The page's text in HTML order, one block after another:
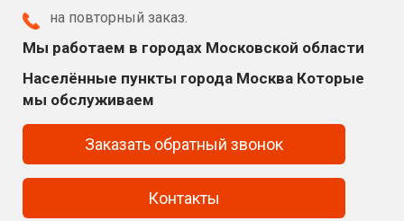
на повторный заказ.
Мы работаем в городах Московской области
Населённые пункты города Москва Которые
мы обслуживаем
Заказать обратный звонок
Контакты